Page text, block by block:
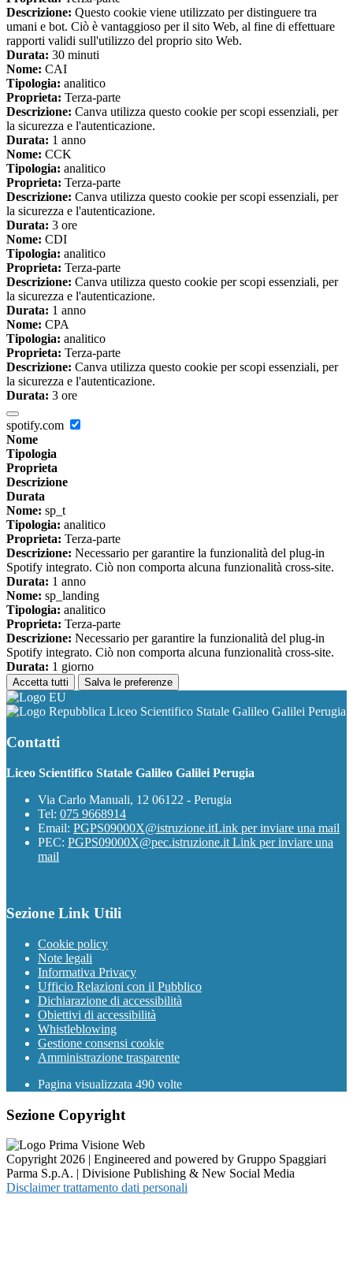
Descrizione: Questo cookie viene utilizzato per distinguere tra
umani e bot. Ciò è vantaggioso per il sito Web, al fine di effettuare
rapporti validi sull'utilizzo del proprio sito Web.
Durata: 30 minuti
Nome: CAI
Tipologia: analitico
Proprieta: Terza-parte
Descrizione: Canva utilizza questo cookie per scopi essenziali, per
la sicurezza e l'autenticazione.
Durata: 1 anno
Nome: CCK
Tipologia: analitico
Proprieta: Terza-parte
Descrizione: Canva utilizza questo cookie per scopi essenziali, per
la sicurezza e l'autenticazione.
Durata: 3 ore
Nome: CDI
Tipologia: analitico
Proprieta: Terza-parte
Descrizione: Canva utilizza questo cookie per scopi essenziali, per
la sicurezza e l'autenticazione.
Durata: 1 anno
Nome: CPA
Tipologia: analitico
Proprieta: Terza-parte
Descrizione: Canva utilizza questo cookie per scopi essenziali, per
la sicurezza e l'autenticazione.
Durata: 3 ore
spotify.com
Nome
Tipologia
Proprieta
Descrizione
Durata
Nome: sp_t
Tipologia: analitico
Proprieta: Terza-parte
Descrizione: Necessario per garantire la funzionalità del plug-in
Spotify integrato. Ciò non comporta alcuna funzionalità cross-site.
Durata: 1 anno
Nome: sp_landing
Tipologia: analitico
Proprieta: Terza-parte
Descrizione: Necessario per garantire la funzionalità del plug-in
Spotify integrato. Ciò non comporta alcuna funzionalità cross-site.
Durata: 1 giorno
Accetta tutti Salva le preferenze
Liceo Scientifico Statale Galileo Galilei Perugia
Contatti
Liceo Scientifico Statale Galileo Galilei Perugia
Via Carlo Manuali, 12 06122 - Perugia
Tel: 075 9668914
Email: PGPS09000X@istruzione.itLink per inviare una mail
PEC: PGPS09000X@pec.istruzione.it Link per inviare una
mail
Sezione Link Utili
Cookie policy
Note legali
Informativa Privacy
Ufficio Relazioni con il Pubblico
Dichiarazione di accessibilità
Obiettivi di accessibilità
Whistleblowing
Gestione consensi cookie
Amministrazione trasparente
Pagina visualizzata 490 volte
Sezione Copyright
Copyright 2026 | Engineered and powered by Gruppo Spaggiari
Parma S.p.A. | Divisione Publishing & New Social Media
Disclaimer trattamento dati personali